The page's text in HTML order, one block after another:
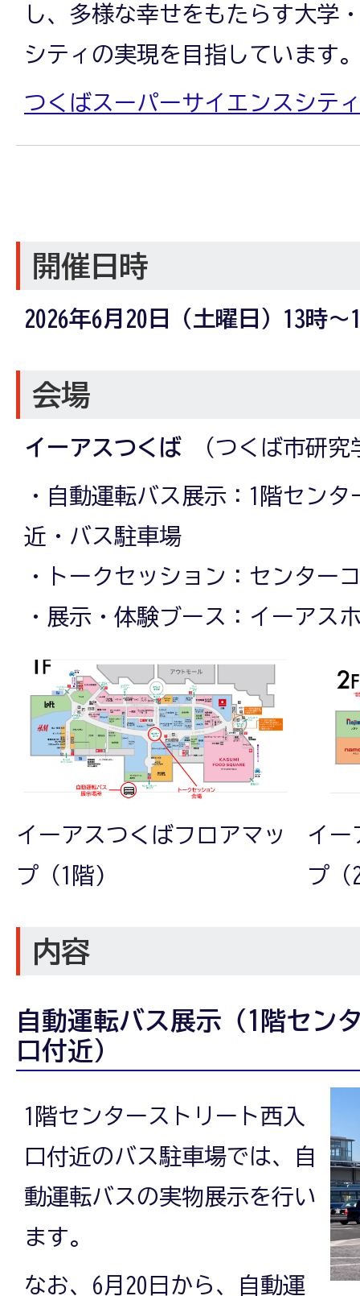
し、多様な幸せをもたらす大学
シティの実現を目指しています
つくばスーパーサイエンスシテ
開催日時
2026年6月20日（土曜日）13時～
会場
イーアスつくば （つくば市研究
・自動運転バス展示：1階セン
近・バス駐車場
・トークセッション：センター
・展示・体験ブース：イーアス
イーアスつくばフロアマッ
プ（1階)
イー
プ（
内容
自動運転バス展示（1階セン
口付近）
1階センターストリート西入
口付近のバス駐車場では、自
動運転バスの実物展示を行い
ます。
なお、6月20日から、自動運